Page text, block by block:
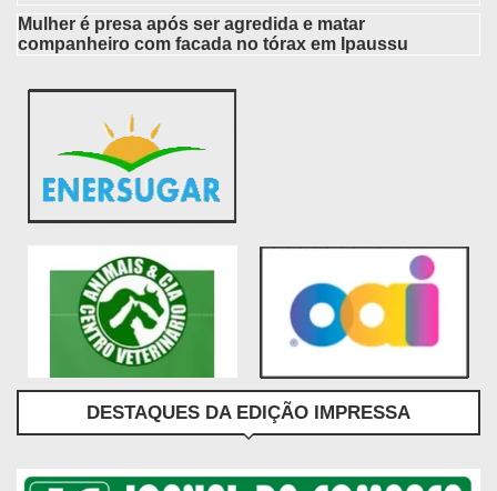
Mulher é presa após ser agredida e matar
companheiro com facada no tórax em Ipaussu
DESTAQUES DA EDIÇÃO IMPRESSA